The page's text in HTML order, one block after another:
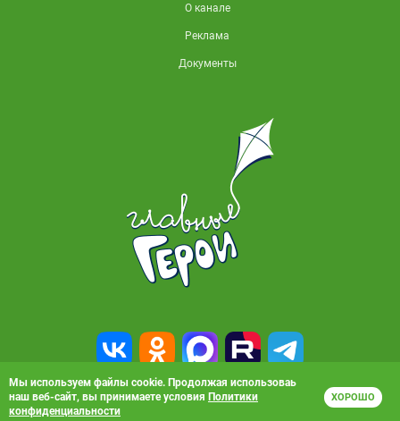
О канале
Реклама
Документы
© 2010-2026, АО «Карусель». Все права защищены. Полное или частичное
копирование материалов запрещено.
Мы используем файлы cookie. Продолжая использоваь
наш веб-сайт, вы принимаете условия Политики
конфиденциальности
ХОРОШО